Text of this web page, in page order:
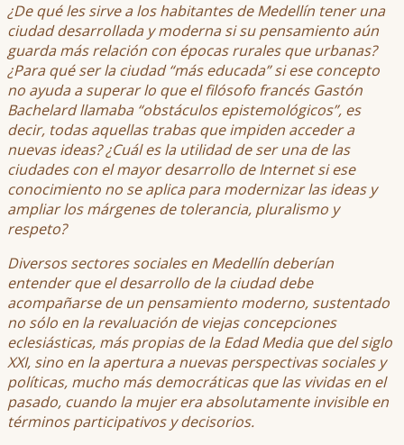
¿De qué les sirve a los habitantes de Medellín tener una
ciudad desarrollada y moderna si su pensamiento aún
guarda más relación con épocas rurales que urbanas?
¿Para qué ser la ciudad “más educada” si ese concepto
no ayuda a superar lo que el filósofo francés Gastón
Bachelard llamaba “obstáculos epistemológicos”, es
decir, todas aquellas trabas que impiden acceder a
nuevas ideas? ¿Cuál es la utilidad de ser una de las
ciudades con el mayor desarrollo de Internet si ese
conocimiento no se aplica para modernizar las ideas y
ampliar los márgenes de tolerancia, pluralismo y
respeto?
Diversos sectores sociales en Medellín deberían
entender que el desarrollo de la ciudad debe
acompañarse de un pensamiento moderno, sustentado
no sólo en la revaluación de viejas concepciones
eclesiásticas, más propias de la Edad Media que del siglo
XXI, sino en la apertura a nuevas perspectivas sociales y
políticas, mucho más democráticas que las vividas en el
pasado, cuando la mujer era absolutamente invisible en
términos participativos y decisorios.